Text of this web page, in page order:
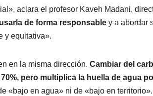
aclara el profesor Kaveh Madani,
de forma responsable y a abordar
y equitativa».
en la misma dirección. Cambiar del
pero multiplica la huella de agua
«bajo en agua» ni de «bajo en territorio».